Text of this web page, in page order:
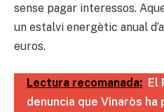
sense pagar interessos.
un estalvi energètic anual
euros.
Lectura recomanada: El
denuncia que Vinaròs ha